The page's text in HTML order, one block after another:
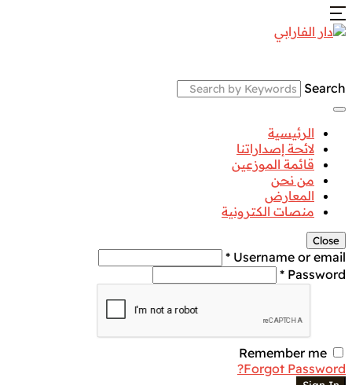
Search
الرئيسية
لائحة إصداراتنا
قائمة الموزعين
من نحن
المعارض
منصات الكترونية
Close
Username or email *
Password *
Remember me
Forgot Password?